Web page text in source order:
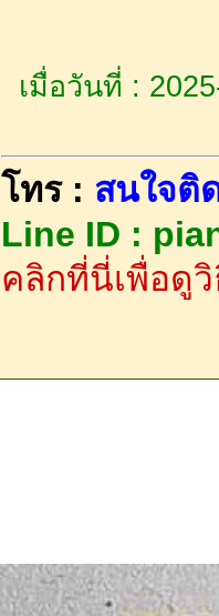
เมื่อวันที่ :
โทร : สนใจติ
Line ID :
คลิกที่นี่เพื่อดูวิ